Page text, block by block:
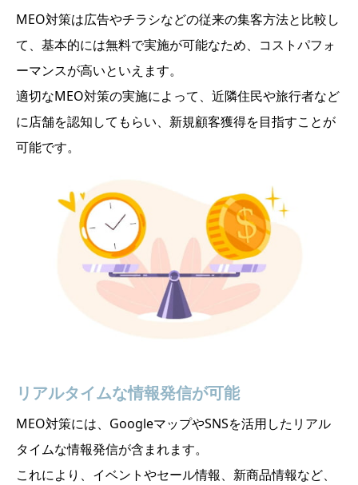
MEO対策は広告やチラシなどの従来の集客方法と比較し
て、基本的には無料で実施が可能なため、コストパフォ
ーマンスが高いといえます。
適切なMEO対策の実施によって、近隣住民や旅行者など
に店舗を認知してもらい、新規顧客獲得を目指すことが
可能です。
リアルタイムな情報発信が可能
MEO対策には、GoogleマップやSNSを活用したリアル
タイムな情報発信が含まれます。
これにより、イベントやセール情報、新商品情報など、